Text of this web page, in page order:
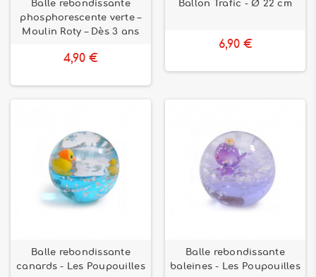
Balle rebondissante
phosphorescente verte –
Moulin Roty – Dès 3 ans
4,90 €
Ballon Trafic - Ø 22 cm
6,90 €
Balle rebondissante
canards - Les Poupouilles
Balle rebondissante
baleines - Les Poupouilles